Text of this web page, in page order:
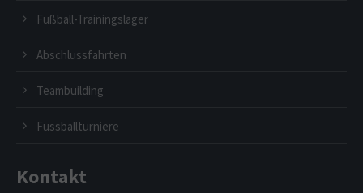
Fußball-Trainingslager
Abschlussfahrten
Teambuilding
Fussballturniere
Kontakt